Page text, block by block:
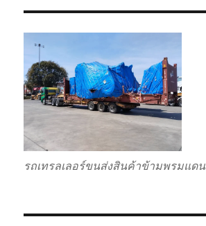
รถเทรลเลอร์ขนส่งสินค้าข้ามพรมแดน